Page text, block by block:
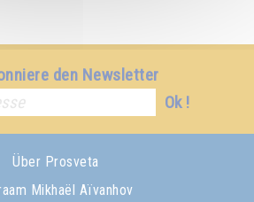
den Newsletter
Ok !
Über Prosveta
Mikhaël Aïvanhov